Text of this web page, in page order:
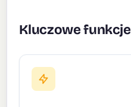
Kluczowe funkcje